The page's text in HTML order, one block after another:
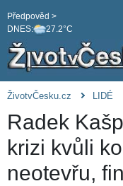
DNES: 27.2°C
Předpověd >
ŽivotvČesku.cz LIDÉ
Radek
krizi kvůli
neotevřu,